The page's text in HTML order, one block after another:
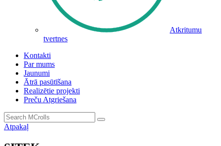
Atkritumu
tvertnes
Kontakti
Par mums
Jaunumi
Ātrā pasūtīšana
Realizētie projekti
Preču Atgriešana
Atpakaļ